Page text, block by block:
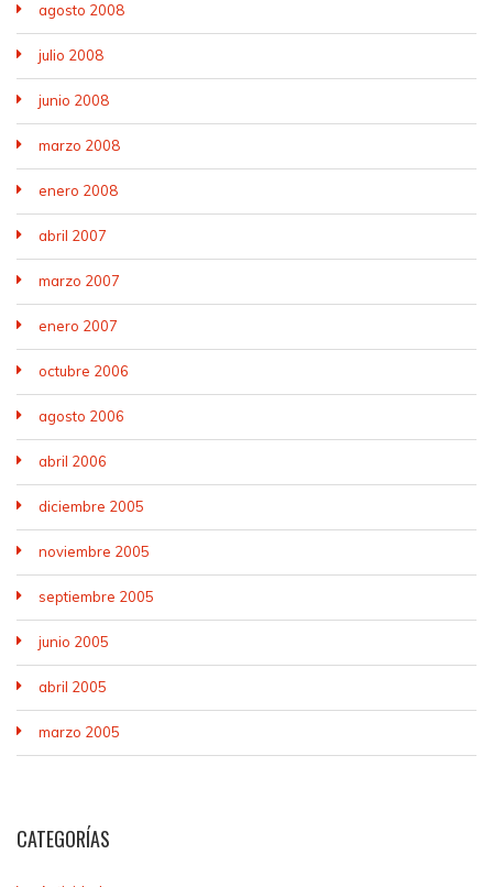
agosto 2008
julio 2008
junio 2008
marzo 2008
enero 2008
abril 2007
marzo 2007
enero 2007
octubre 2006
agosto 2006
abril 2006
diciembre 2005
noviembre 2005
septiembre 2005
junio 2005
abril 2005
marzo 2005
CATEGORÍAS